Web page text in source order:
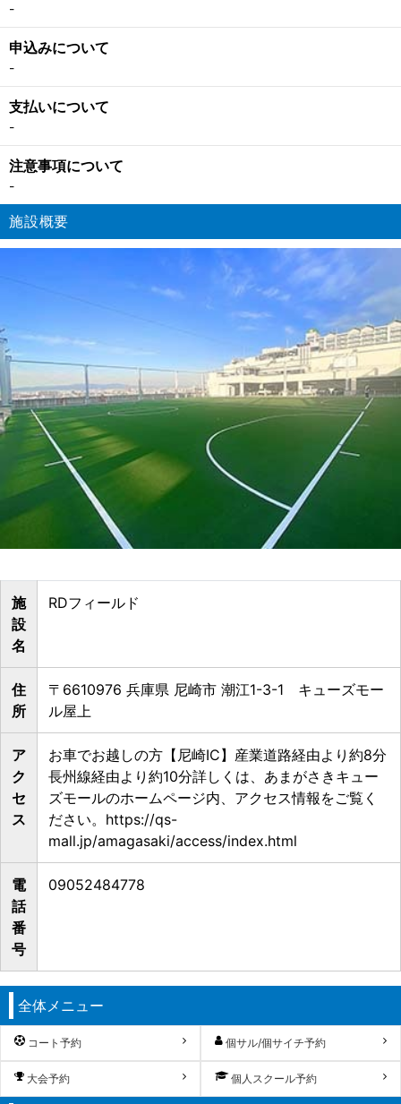
-
申込みについて
-
支払いについて
-
注意事項について
-
施設概要
施
設
名
RDフィールド
住
所
〒6610976 兵庫県 尼崎市 潮江1-3-1 キューズモー
ル屋上
ア
ク
セ
ス
お車でお越しの方【尼崎IC】産業道路経由より約8分
長州線経由より約10分詳しくは、あまがさきキュー
ズモールのホームページ内、アクセス情報をご覧く
ださい。https://qs-
mall.jp/amagasaki/access/index.html
電
話
番
号
09052484778
全体メニュー
コート予約 個サル/個サイチ予約
大会予約 個人スクール予約